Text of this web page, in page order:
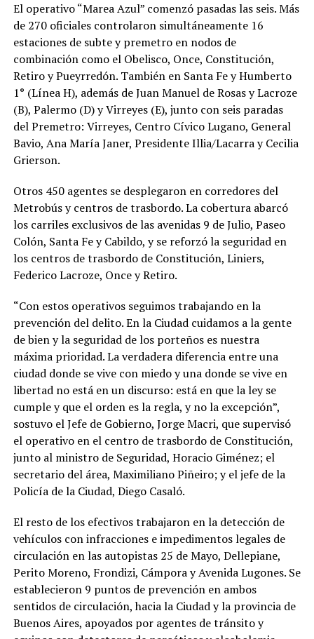
El operativo “Marea Azul” comenzó pasadas las seis. Más
de 270 oficiales controlaron simultáneamente 16
estaciones de subte y premetro en nodos de
combinación como el Obelisco, Once, Constitución,
Retiro y Pueyrredón. También en Santa Fe y Humberto
1° (Línea H), además de Juan Manuel de Rosas y Lacroze
(B), Palermo (D) y Virreyes (E), junto con seis paradas
del Premetro: Virreyes, Centro Cívico Lugano, General
Bavio, Ana María Janer, Presidente Illia/Lacarra y Cecilia
Grierson.
Otros 450 agentes se desplegaron en corredores del
Metrobús y centros de trasbordo. La cobertura abarcó
los carriles exclusivos de las avenidas 9 de Julio, Paseo
Colón, Santa Fe y Cabildo, y se reforzó la seguridad en
los centros de trasbordo de Constitución, Liniers,
Federico Lacroze, Once y Retiro.
“Con estos operativos seguimos trabajando en la
prevención del delito. En la Ciudad cuidamos a la gente
de bien y la seguridad de los porteños es nuestra
máxima prioridad. La verdadera diferencia entre una
ciudad donde se vive con miedo y una donde se vive en
libertad no está en un discurso: está en que la ley se
cumple y que el orden es la regla, y no la excepción”,
sostuvo el Jefe de Gobierno, Jorge Macri, que supervisó
el operativo en el centro de trasbordo de Constitución,
junto al ministro de Seguridad, Horacio Giménez; el
secretario del área, Maximiliano Piñeiro; y el jefe de la
Policía de la Ciudad, Diego Casaló.
El resto de los efectivos trabajaron en la detección de
vehículos con infracciones e impedimentos legales de
circulación en las autopistas 25 de Mayo, Dellepiane,
Perito Moreno, Frondizi, Cámpora y Avenida Lugones. Se
establecieron 9 puntos de prevención en ambos
sentidos de circulación, hacia la Ciudad y la provincia de
Buenos Aires, apoyados por agentes de tránsito y